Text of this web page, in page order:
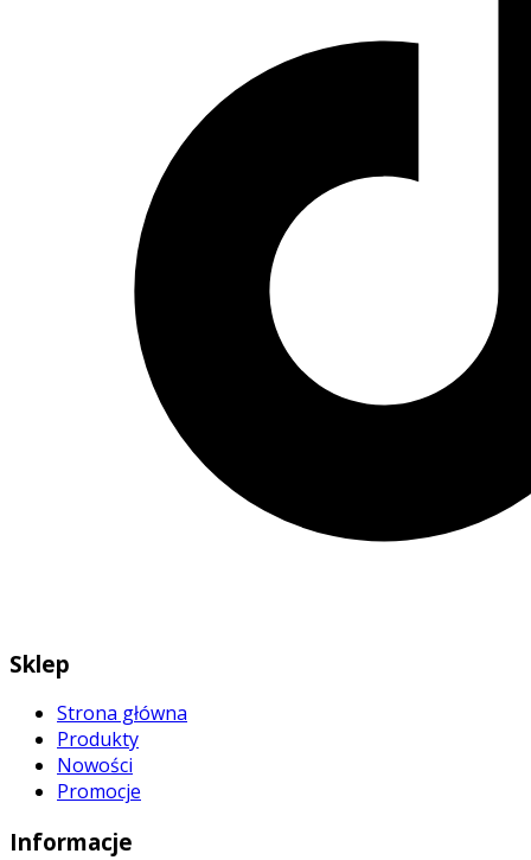
Sklep
Strona główna
Produkty
Nowości
Promocje
Informacje